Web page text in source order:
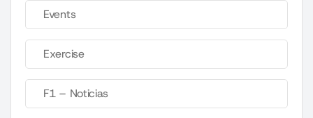
Events
Exercise
F1 – Noticias